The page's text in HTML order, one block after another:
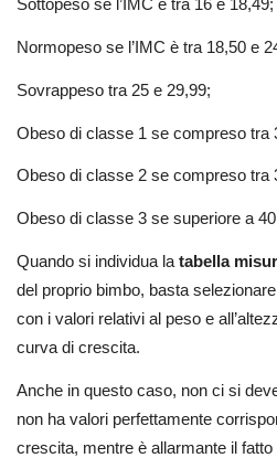
Sottopeso se l’IMC è tra 16 e 18,49;
Normopeso se l’IMC è tra 18,50 e
Sovrappeso tra 25 e 29,99;
Obeso di classe 1 se compreso tra
Obeso di classe 2 se compreso tra
Obeso di classe 3 se superiore a
Quando si individua la tabella
del proprio bimbo, basta
con i valori relativi al peso e
curva di crescita.
Anche in questo caso, non ci si
non ha valori perfettamente
crescita, mentre è allarmante il